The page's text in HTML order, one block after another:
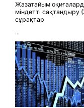
Жазатайым
міндетті
сұрақтар
...